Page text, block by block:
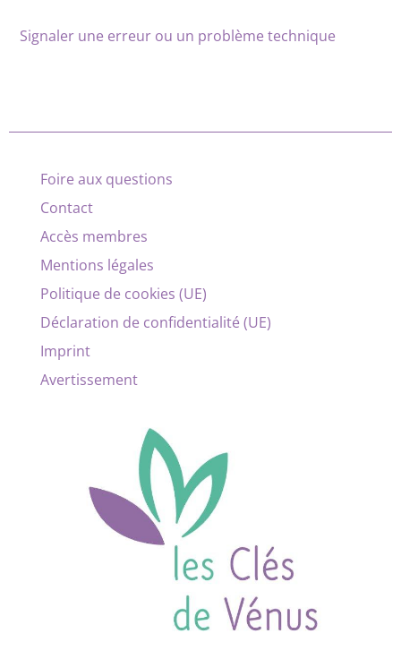
Signaler une erreur ou un problème technique
Foire aux questions
Contact
Accès membres
Mentions légales
Politique de cookies (UE)
Déclaration de confidentialité (UE)
Imprint
Avertissement